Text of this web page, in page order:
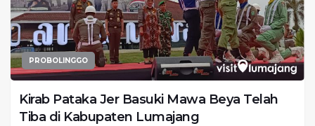
PROBOLINGGO
Kirab Pataka Jer Basuki Mawa Beya Telah
Tiba di Kabupaten Lumajang